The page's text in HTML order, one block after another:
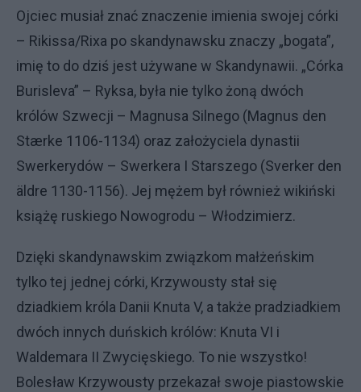
Ojciec musiał znać znaczenie imienia swojej córki
– Rikissa/Rixa po skandynawsku znaczy „bogata”,
imię to do dziś jest używane w Skandynawii. „Córka
Burisleva” – Ryksa, była nie tylko żoną dwóch
królów Szwecji – Magnusa Silnego (Magnus den
Stærke 1106-1134) oraz założyciela dynastii
Swerkerydów – Swerkera I Starszego (Sverker den
äldre 1130-1156). Jej mężem był również wikiński
książę ruskiego Nowogrodu – Włodzimierz.
Dzięki skandynawskim związkom małżeńskim
tylko tej jednej córki, Krzywousty stał się
dziadkiem króla Danii Knuta V, a także pradziadkiem
dwóch innych duńskich królów: Knuta VI i
Waldemara II Zwycięskiego. To nie wszystko!
Bolesław Krzywousty przekazał swoje piastowskie